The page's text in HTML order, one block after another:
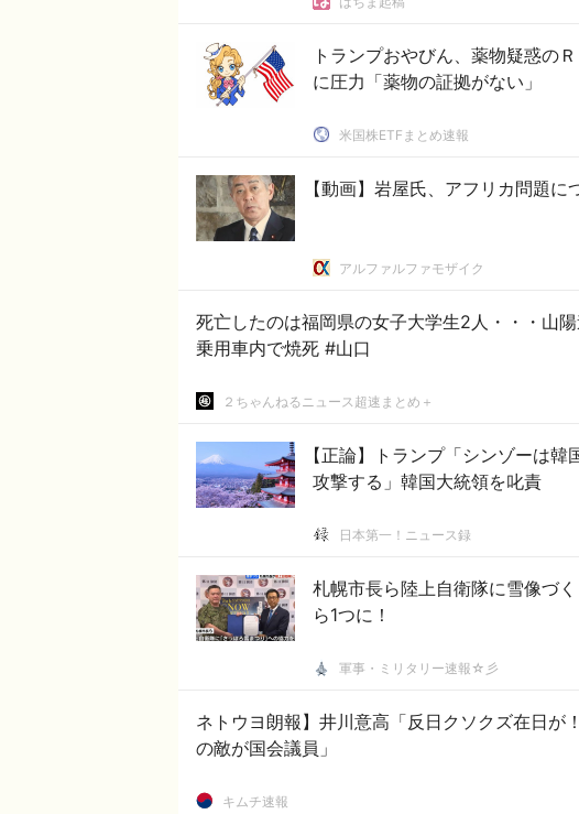
トランプおやびん、薬物疑惑の
に圧力「薬物の証拠がない」
米国株ETFまとめ速報
【動画】岩屋氏、アフリカ問題に
アルファルファモザイク
死亡したのは福岡県の女子大学生2人・・・山
乗用車内で焼死 #山口
２ちゃんねるニュース超速まとめ＋
【正論】トランプ「シンゾーは
攻撃する」韓国大統領を叱責
日本第一！ニュース録
札幌市長ら陸上自衛隊に雪像づ
ら1つに！
軍事・ミリタリー速報☆彡
ネトウヨ朗報】井川意高「反日クソクズ在日が
の敵が国会議員」
キムチ速報